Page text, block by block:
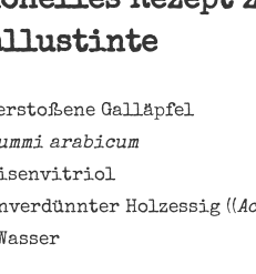
Galläpfel
arabicum
Holzessig ((